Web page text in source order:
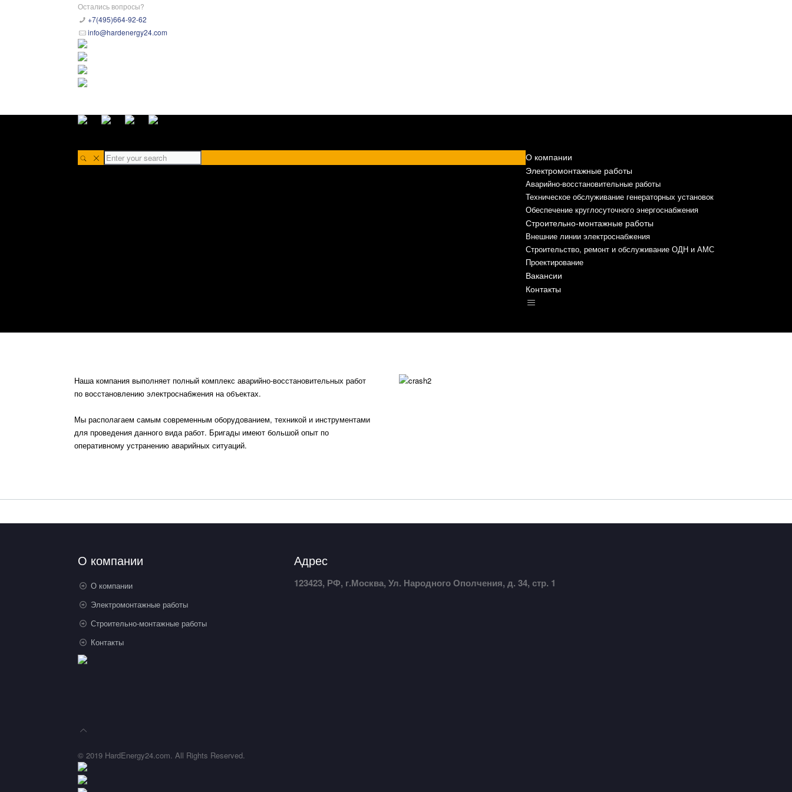
Остались вопросы?
+7(495)664-92-62
info@hardenergy24.com
О компании
Электромонтажные работы
Аварийно-восстановительные работы
Техническое обслуживание генераторных установок
Обеспечение круглосуточного энергоснабжения
Строительно-монтажные работы
Внешние линии электроснабжения
Строительство, ремонт и обслуживание ОДН и АМС
Проектирование
Вакансии
Контакты
Наша компания выполняет полный комплекс аварийно-восстановительных работ
по восстановлению электроснабжения на объектах.
Мы располагаем самым современным оборудованием, техникой и инструментами
для проведения данного вида работ. Бригады имеют большой опыт по
оперативному устранению аварийных ситуаций.
О компании
О компании
Электромонтажные работы
Строительно-монтажные работы
Контакты
Адрес
123423, РФ, г.Москва, Ул. Народного Ополчения, д. 34, стр. 1
© 2019 HardEnergy24.com. All Rights Reserved.